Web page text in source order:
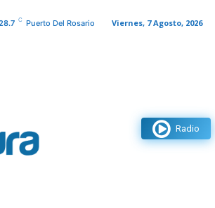
C Puerto Del Rosario Viernes, 7 Agosto, 2026
Radio